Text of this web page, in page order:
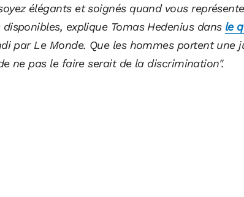
élégants et soignés quand vous
explique Tomas Hedenius dans le
par Le Monde. Que les hommes portent une
ne pas le faire serait de la discrimination".